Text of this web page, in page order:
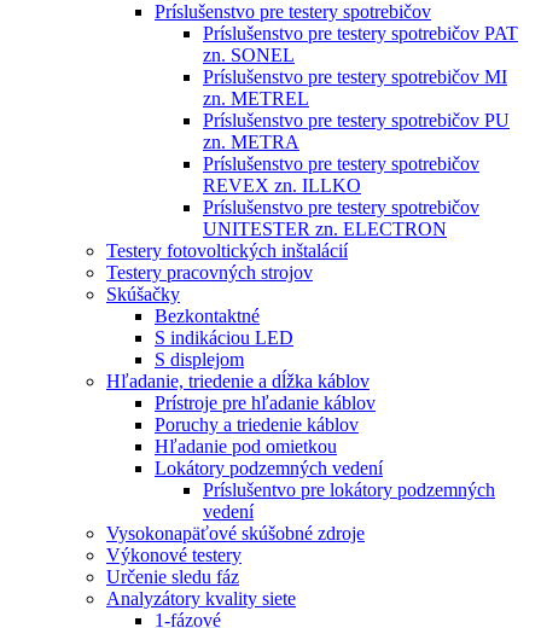
Príslušenstvo pre testery spotrebičov
Príslušenstvo pre testery spotrebičov PAT
zn. SONEL
Príslušenstvo pre testery spotrebičov MI
zn. METREL
Príslušenstvo pre testery spotrebičov PU
zn. METRA
Príslušenstvo pre testery spotrebičov
REVEX zn. ILLKO
Príslušenstvo pre testery spotrebičov
UNITESTER zn. ELECTRON
Testery fotovoltických inštalácií
Testery pracovných strojov
Skúšačky
Bezkontaktné
S indikáciou LED
S displejom
Hľadanie, triedenie a dĺžka káblov
Prístroje pre hľadanie káblov
Poruchy a triedenie káblov
Hľadanie pod omietkou
Lokátory podzemných vedení
Príslušentvo pre lokátory podzemných
vedení
Vysokonapäťové skúšobné zdroje
Výkonové testery
Určenie sledu fáz
Analyzátory kvality siete
1-fázové